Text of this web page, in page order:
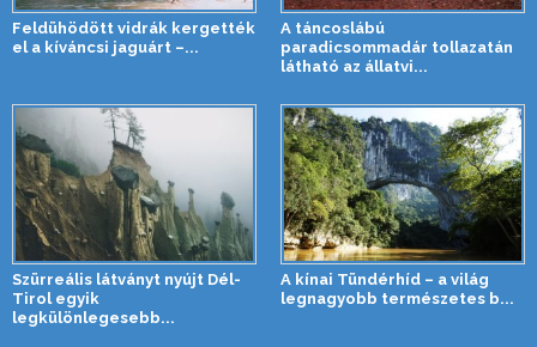
Feldühödött vidrák kergették
el a kíváncsi jaguárt –...
A táncoslábú
paradicsommadár tollazatán
látható az állatvi...
Szürreális látványt nyújt Dél-
Tirol egyik
legkülönlegesebb...
A kínai Tündérhíd – a világ
legnagyobb természetes b...